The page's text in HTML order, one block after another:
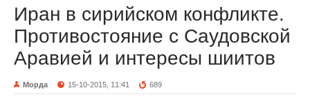
Иран в сирийском конфликте.
Противостояние с Саудовской
Аравией и интересы шиитов
Морда 15-10-2015, 11:41 689